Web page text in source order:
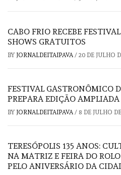
CABO FRIO RECEBE
SHOWS GRATUITOS
BY JORNALDEITAIPAVA/ 20 DE JULHO
FESTIVAL GASTRONÔMICO
PREPARA EDIÇÃO
BY JORNALDEITAIPAVA/ 8 DE JULHO
TERESÓPOLIS 135 ANOS:
NA MATRIZ E FEIRA DO
PELO ANIVERSÁRIO DA